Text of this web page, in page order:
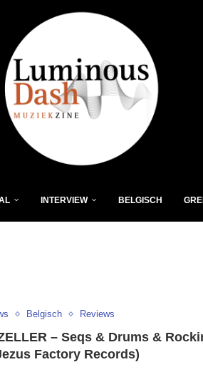
INTERVIEW BELGISCH
Belgisch Reviews
– Seqs & Drums &
Factory Records)